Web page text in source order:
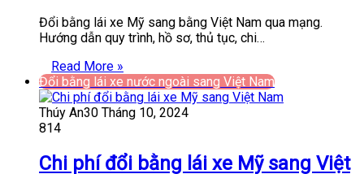
Đổi bằng lái xe Mỹ sang bằng Việt Nam qua mạng.
Hướng dẫn quy trình, hồ sơ, thủ tục, chi…
Read More »
Đổi bằng lái xe nước ngoài sang Việt Nam
Thúy An30 Tháng 10, 2024
814
Chi phí đổi bằng lái xe Mỹ sang Việt